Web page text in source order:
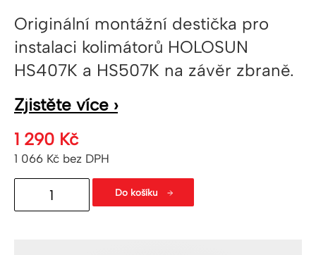
Originální montážní destička pro
instalaci kolimátorů HOLOSUN
HS407K a HS507K na závěr zbraně.
Zjistěte více ›
1 290 Kč
1 066 Kč bez DPH
Montážní
destička
Do košíku